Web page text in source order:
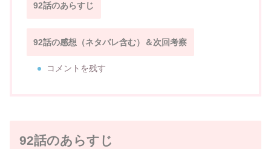
92話のあらすじ
92話の感想（ネタバレ含む）＆次回考察
コメントを残す
92話のあらすじ